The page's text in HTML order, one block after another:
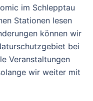
im Schlepptau
Stationen lesen
können wir
bei
Veranstaltungen
wir weiter mit